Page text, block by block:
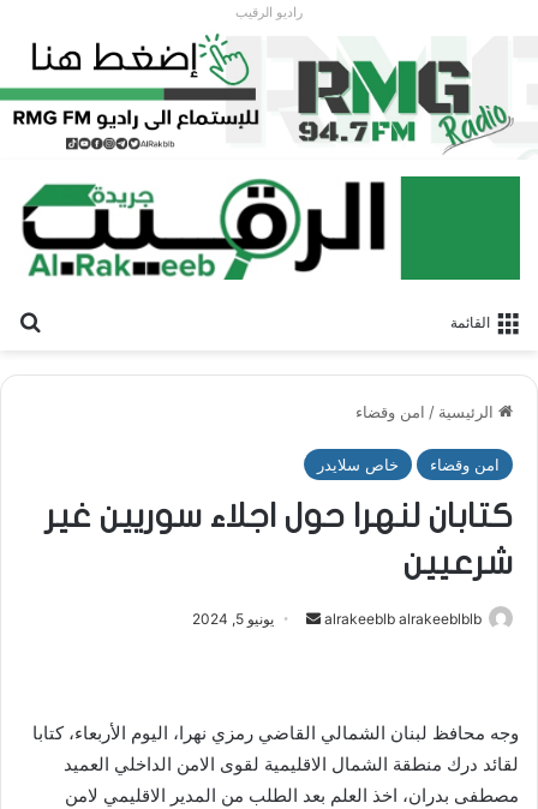
راديو الرقيب
القائمة
الرئيسية / امن وقضاء
امن وقضاء خاص سلايدر
كتابان لنهرا حول اجلاء سوريين غير
شرعيين
alrakeeblb alrakeeblblb
أرسل يونيو 5, 2024
وجه محافظ لبنان الشمالي القاضي رمزي نهرا، اليوم الأربعاء، كتابا
لقائد درك منطقة الشمال الاقليمية لقوى الامن الداخلي العميد
مصطفى بدران، اخذ العلم بعد الطلب من المدير الاقليمي لامن